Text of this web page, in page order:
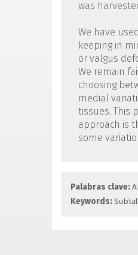
was
We have
keeping in
or valgus
We remain
choosing
medial
tissues. This
approach is
some
Palabras clave:
Keywords: